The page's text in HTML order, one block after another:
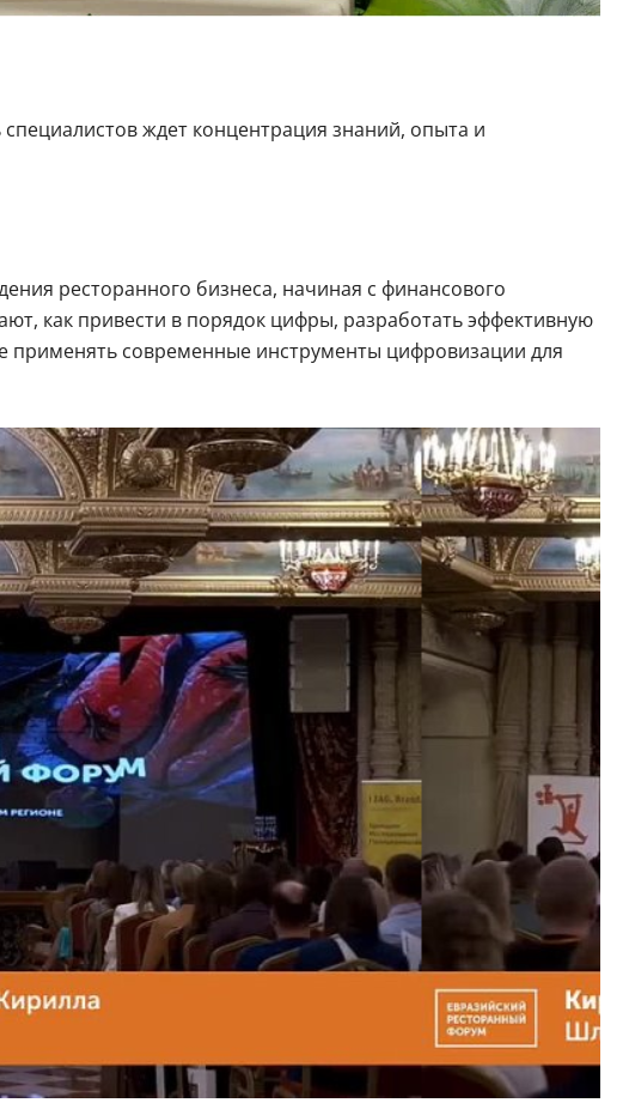
специалистов ждет концентрация знаний, опыта и
ресторанного бизнеса, начиная с финансового
как привести в порядок цифры, разработать эффективную
применять современные инструменты цифровизации для